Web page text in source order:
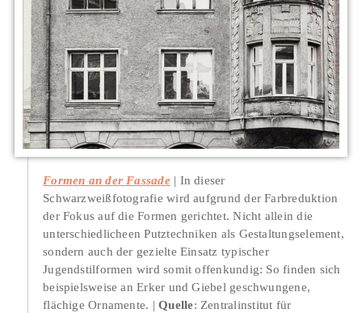
Formen an der Fassade
In dieser
Schwarzweißfotografie wird aufgrund der Farbreduktion
der Fokus auf die Formen gerichtet. Nicht allein die
unterschiedlicheen Putztechniken als Gestaltungselement,
sondern auch der gezielte Einsatz typischer
Jugendstilformen wird somit offenkundig: So finden sich
beispielsweise an Erker und Giebel geschwungene,
flächige Ornamente.
Quelle: Zentralinstitut für